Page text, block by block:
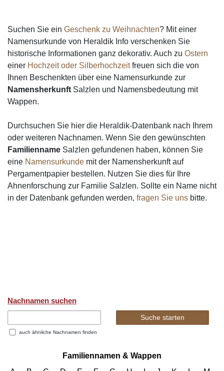
Suchen Sie ein Geschenk zu Weihnachten? Mit einer
Namensurkunde von Heraldik Info verschenken Sie
historische Informationen ganz dekorativ. Auch zu Ostern
einer Hochzeit oder Silberhochzeitfreuen sich die von
Ihnen Beschenkten über eine Namensurkunde zur
Namensherkunft Salzlen und Namensbedeutung mit
Wappen.
Durchsuchen Sie hier die Heraldik-Datenbank nach Ihrem
oder weiteren Nachnamen. Wenn Sie den gewünschten
Familienname Salzlen gefundenen haben, können Sie
eine Namensurkunde mit der Namensherkunft auf
Pergamentpapier bestellen. Nutzen Sie dies für Ihre
Ahnenforschung zur Familie Salzlen. Sollte ein Name nicht
in der Datenbank gefunden werden, fragen Sie uns bitte.
Nachnamen suchen
auch ähnliche Nachnamen finden
Familiennamen & Wappen